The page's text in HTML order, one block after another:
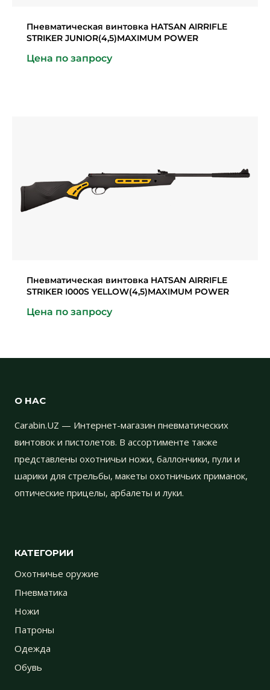
Пневматическая винтовка HATSAN AIRRIFLE
STRIKER JUNIOR(4,5)MAXIMUM POWER
Цена по запросу
Пневматическая винтовка HATSAN AIRRIFLE
STRIKER I000S YELLOW(4,5)MAXIMUM POWER
Цена по запросу
О НАС
Carabin.UZ — Интернет-магазин пневматических
винтовок и пистолетов. В ассортименте также
представлены охотничьи ножи, баллончики, пули и
шарики для стрельбы, макеты охотничьих приманок,
оптические прицелы, арбалеты и луки.
КАТЕГОРИИ
Охотничье оружие
Пневматика
Ножи
Патроны
Одежда
Обувь